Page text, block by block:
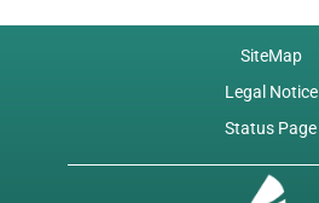
SiteMap
Legal Notice
Status Page